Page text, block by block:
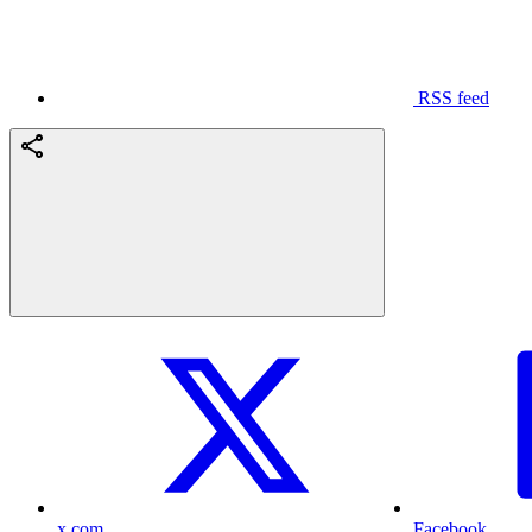
RSS feed